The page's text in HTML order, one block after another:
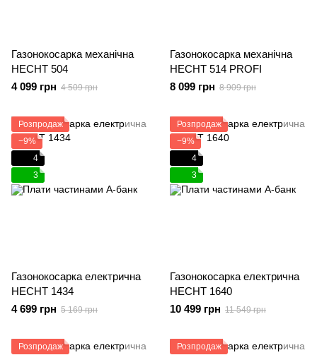
Газонокосарка механічна
HECHT 504
4 099 грн 4 509 грн
Газонокосарка механічна
HECHT 514 PROFI
8 099 грн 8 909 грн
Розпродаж
−9%
4
3
Газонокосарка електрична
HECHT 1434
4 699 грн 5 169 грн
Розпродаж
−9%
4
3
Газонокосарка електрична
HECHT 1640
10 499 грн 11 549 грн
Розпродаж
Розпродаж